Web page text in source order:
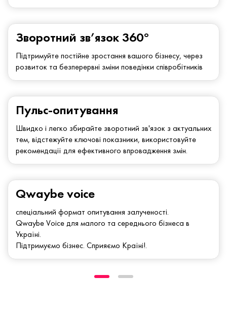
Зворотний зв’язок 360°
Підтримуйте постійне зростання вашого бізнесу, через
розвиток та безперервні зміни поведінки співробітників
Qwaybe voice
спеціальний формат опитування залученості.
Qwaybe Voice для малого та середнього бізнеса в
Україні.
Підтримуємо бізнес. Сприяємо Країні!.
Пульс-опитування
Швидко і легко збирайте зворотний зв'язок з актуальних
тем, відстежуйте ключові показники, використовуйте
рекомендації для ефективного впровадження змін.